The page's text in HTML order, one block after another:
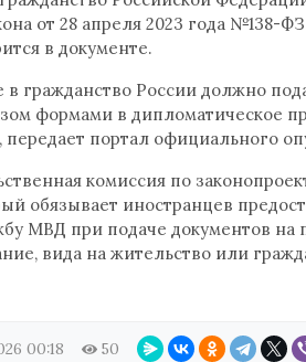
от 28 апреля 2023 года №138-
в документе.
гражданство России должно
формами в дипломатическое
портал официального
комиссия по
обязывает иностранцев
МВД при подаче документов на
вида на жительство или
00:18 50